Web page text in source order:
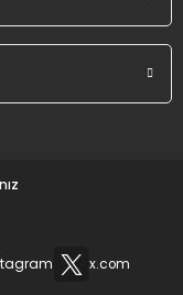
x.com